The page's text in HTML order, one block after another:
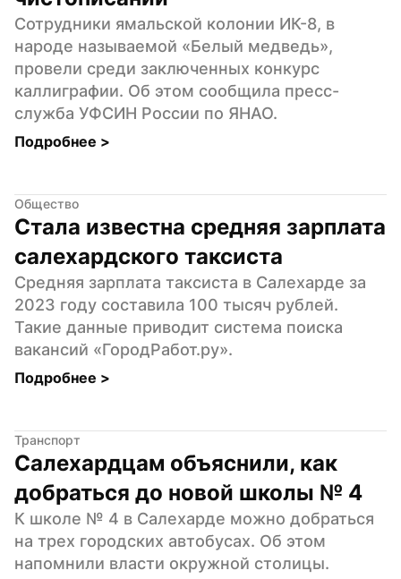
Сотрудники ямальской колонии ИК-8, в
народе называемой «Белый медведь»,
провели среди заключенных конкурс
каллиграфии. Об этом сообщила пресс-
служба УФСИН России по ЯНАО.
Подробнее >
Общество
Стала известна средняя зарплата
салехардского таксиста
Средняя зарплата таксиста в Салехарде за
2023 году составила 100 тысяч рублей.
Такие данные приводит система поиска
вакансий «ГородРабот.ру».
Подробнее >
Транспорт
Салехардцам объяснили, как
добраться до новой школы № 4
К школе № 4 в Салехарде можно добраться
на трех городских автобусах. Об этом
напомнили власти окружной столицы.